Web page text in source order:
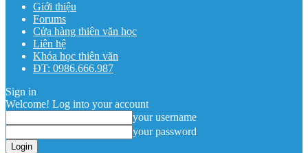
Giới thiệu
Forums
Cửa hàng thiên văn học
Liên hệ
Khóa học thiên văn
ĐT: 0986.666.987
Sign in
Welcome! Log into your account
your username
your password